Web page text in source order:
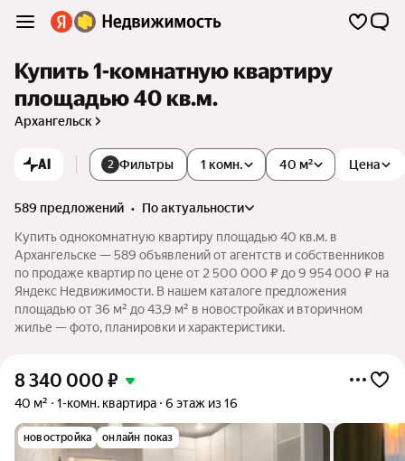
Купить 1-комнатную квартиру
площадью 40 кв.м.
Архангельск
AI 2 Фильтры 1 комн. Цена
40 м²
589 предложений •
по актуальности
Купить однокомнатную квартиру площадью 40 кв.м. в
Архангельске — 589 объявлений от агентств и собственников
по продаже квартир по цене от 2 500 000 ₽ до 9 954 000 ₽ на
Яндекс Недвижимости. В нашем каталоге предложения
площадью от 36 м² до 43,9 м² в новостройках и вторичном
жилье — фото, планировки и характеристики.
8 340 000 ₽
40 м² 1-комн. квартира 6 этаж из 16
новостройка онлайн показ